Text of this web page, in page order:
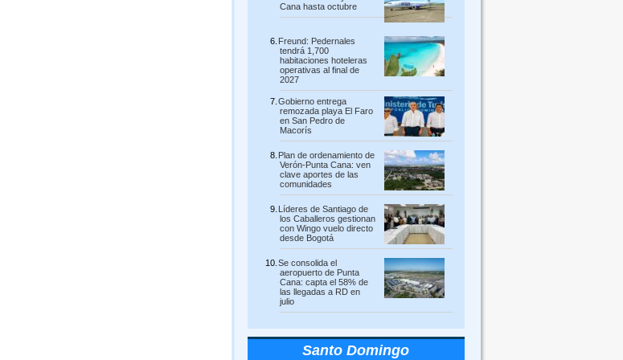
Cana hasta octubre
Freund: Pedernales
tendrá 1,700
habitaciones hoteleras
operativas al final de
2027
Gobierno entrega
remozada playa El Faro
en San Pedro de
Macorís
Plan de ordenamiento de
Verón-Punta Cana: ven
clave aportes de las
comunidades
Líderes de Santiago de
los Caballeros gestionan
con Wingo vuelo directo
desde Bogotá
Se consolida el
aeropuerto de Punta
Cana: capta el 58% de
las llegadas a RD en
julio
Santo Domingo